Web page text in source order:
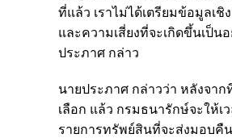
ที่แล้ว เราไม่ได้เตรียมข้อมูลเชิ
และความเสี่ยงที่จะเกิดขึ้นเป็น
ประภาศ กล่าว
นายประภาศ กล่าวว่า หลังจา
เลือก แล้ว กรมธนารักษ์จะให้
รายการทรัพย์สินที่จะส่งมอบคื